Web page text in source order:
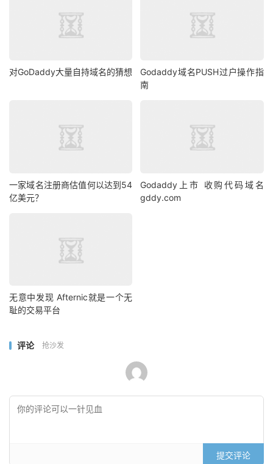
对GoDaddy大量自持域名的猜想
Godaddy域名PUSH过户操作指
南
一家域名注册商估值何以达到54
亿美元？
Godaddy上市 收购代码域名
gddy.com
无意中发现 Afternic就是一个无
耻的交易平台
评论 抢沙发
提交评论